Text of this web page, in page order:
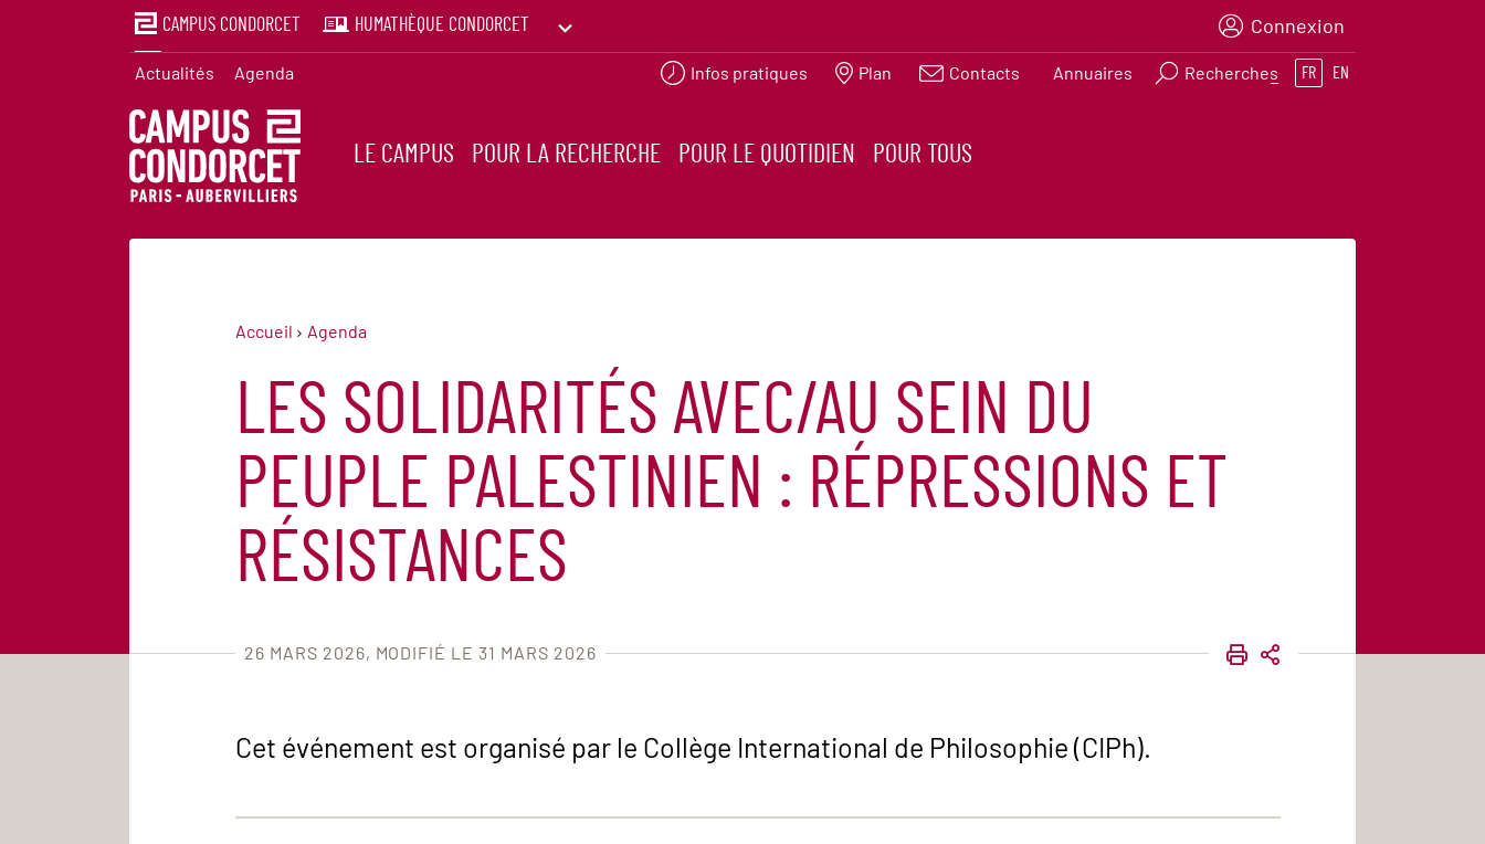
CAMPUS CONDORCET HUMATHÈQUE CONDORCET
PRINTEMPS DES HUMANITÉS
Connexion
Actualités Agenda Infos pratiques Plan Contacts Annuaires Recherches FR EN
LE CAMPUS POUR LA RECHERCHE POUR LE QUOTIDIEN POUR TOUS
Accueil Agenda
LES SOLIDARITÉS AVEC/AU SEIN DU
PEUPLE PALESTINIEN : RÉPRESSIONS ET
RÉSISTANCES
26 MARS 2026 MODIFIÉ LE 31 MARS 2026 IMPRIMER
PARTAGER
Cet événement est organisé par le Collège International de Philosophie (CIPh).